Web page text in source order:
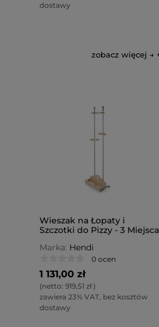
dostawy
zobacz więcej →
Wieszak na Łopaty i
Szczotki do Pizzy - 3 Miejsca
Marka: Hendi
0 ocen
1 131,00 zł
(netto: 919,51 zł)
zawiera 23% VAT, bez kosztów
dostawy